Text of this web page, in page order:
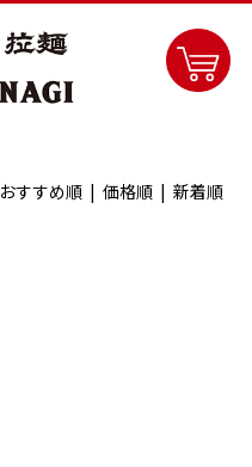
おすすめ順 | 価格順| 新着順